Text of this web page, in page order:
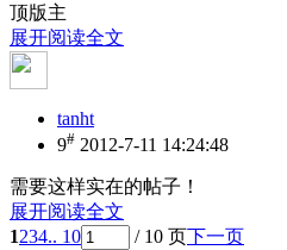
顶版主
展开阅读全文
tanht
9# 2012-7-11 14:24:48
需要这样实在的帖子！
展开阅读全文
1234.. 10 / 10 页下一页